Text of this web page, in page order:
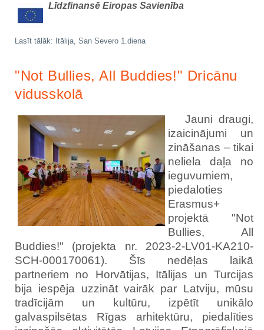
Līdzfinansē Eiropas Savienība
Lasīt tālāk: Itālija, San Severo 1.diena
"Not Bullies, All Buddies!" Dricānu
vidusskolā
Jauni draugi,
izaicinājumi un
zināšanas – tikai
neliela daļa no
ieguvumiem,
piedaloties
Erasmus+
projektā "Not
Bullies, All
Buddies!" (projekta nr. 2023-2-LV01-KA210-
SCH-000170061). Šīs nedēļas laikā
partneriem no Horvātijas, Itālijas un Turcijas
bija iespēja uzzināt vairāk par Latviju, mūsu
tradīcijām un kultūru, izpētīt unikālo
galvaspilsētas Rīgas arhitektūru, piedalīties